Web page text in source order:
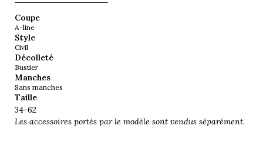
Coupe
A-line
Style
Civil
Décolleté
Bustier
Manches
Sans manches
Taille
34-62
Les accessoires portés par le modèle sont vendus séparément.